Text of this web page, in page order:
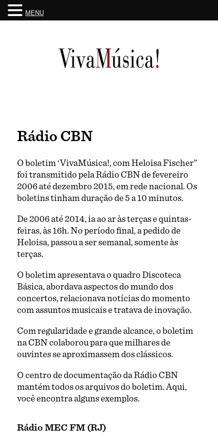
Rádio CBN
O boletim ‘VivaMúsica!, com Heloisa Fischer”
foi transmitido pela Rádio CBN de fevereiro
2006 até dezembro 2015, em rede nacional. Os
boletins tinham duração de 5 a 10 minutos.
De 2006 até 2014, ia ao ar às terças e quintas-
feiras, às 16h. No período final, a pedido de
Heloisa, passou a ser semanal, somente às
terças.
O boletim apresentava o quadro Discoteca
Básica, abordava aspectos do mundo dos
concertos, relacionava notícias do momento
com assuntos musicais e tratava de inovação.
Com regularidade e grande alcance, o boletim
na CBN colaborou para que milhares de
ouvintes se aproximassem dos clássicos.
O centro de documentação da Rádio CBN
mantém todos os arquivos do boletim. Aqui,
você encontra alguns exemplos.
Rádio MEC FM (RJ)
MENU